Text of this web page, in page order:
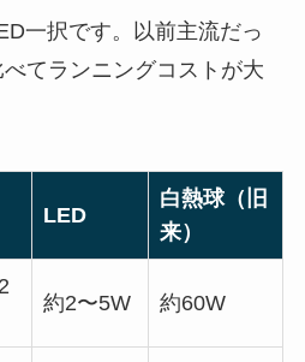
一択です。以前主流だっ
てランニングコストが大
LED
白熱球（旧
来）
約2〜5W 約60W